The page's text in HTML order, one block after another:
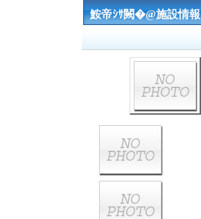
鮟帝ｼｻ闕�@施設情報